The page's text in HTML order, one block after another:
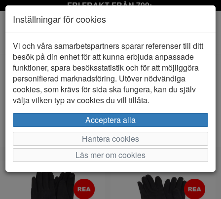
FRI FRAKT FRÅN 799:-
Toggle
navigation
Visa filter
Faustmann (2 artiklar)
Sortera efter:
Inställningar för cookies
Vi och våra samarbetspartners sparar referenser till ditt
besök på din enhet för att kunna erbjuda anpassade
funktioner, spara besöksstatistik och för att möjliggöra
personifierad marknadsföring. Utöver nödvändiga
cookies, som krävs för sida ska fungera, kan du själv
välja vilken typ av cookies du vill tillåta.
Acceptera alla
Hantera cookies
Läs mer om cookies